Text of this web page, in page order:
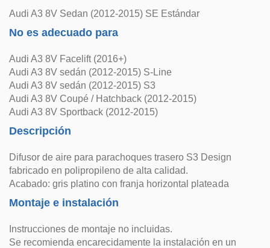
Audi A3 8V Sedan (2012-2015) SE Estándar
No es adecuado para
Audi A3 8V Facelift (2016+)
Audi A3 8V sedán (2012-2015) S-Line
Audi A3 8V sedán (2012-2015) S3
Audi A3 8V Coupé / Hatchback (2012-2015)
Audi A3 8V Sportback (2012-2015)
Descripción
Difusor de aire para parachoques trasero S3 Design
fabricado en polipropileno de alta calidad.
Acabado: gris platino con franja horizontal plateada
Montaje e instalación
Instrucciones de montaje no incluidas.
Se recomienda encarecidamente la instalación en un